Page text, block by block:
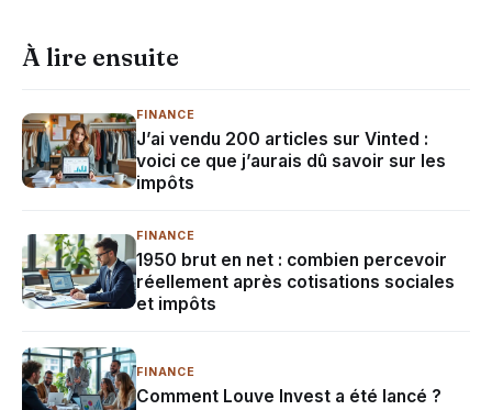
À lire ensuite
FINANCE
J’ai vendu 200 articles sur Vinted :
voici ce que j’aurais dû savoir sur les
impôts
FINANCE
1950 brut en net : combien percevoir
réellement après cotisations sociales
et impôts
FINANCE
Comment Louve Invest a été lancé ?